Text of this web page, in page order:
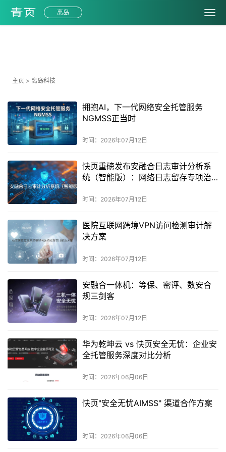
离岛
主页 > 离岛科技
拥抱AI，下一代网络安全托管服务
NGMSS正当时
时间：2026年07月12日
快页重磅发布安融合日志审计分析系
统（智能版）：网络日志留存专项治
时间：2026年07月12日
医院互联网跨境VPN访问检测审计解
决方案
时间：2026年07月12日
安融合一体机：等保、密评、数安合
规三剑客
时间：2026年07月12日
华为乾坤云 vs 快页安全无忧：企业安
全托管服务深度对比分析
时间：2026年06月06日
快页"安全无忧AIMSS" 渠道合作方案
时间：2026年06月06日